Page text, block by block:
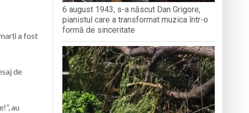
a fost
de
au
6 august 1943, s-a născut Dan Grigore,
pianistul care a transformat muzica într-o
formă de sinceritate